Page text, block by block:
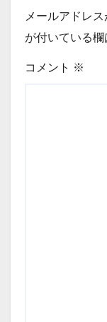
メールアドレ
が付いている
コメント ※